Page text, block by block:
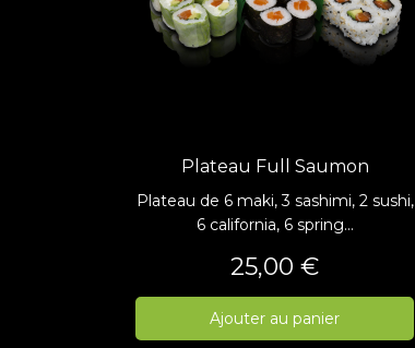
Plateau Full Saumon
Plateau de 6 maki, 3 sashimi, 2 sushi,
6 california, 6 spring...
Prix
25,00 €
Ajouter au panier